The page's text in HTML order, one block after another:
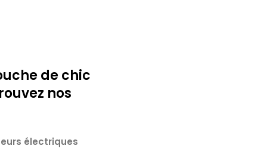
de chic
nos
électriques